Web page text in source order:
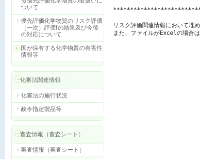
ついて
優先評価化学物質のリスク評価
（一次）評価Ⅰの結果及び今後
の対応について
国が保有する化学物質の有害性
情報等
化審法関連情報
化審法の施行状況
政令指定製品等
審査情報（審査シート）
審査情報（審査シート）
リスク評価関連情報において埋
また、ファイルがExcelの場合